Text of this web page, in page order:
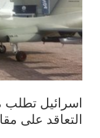
اسرائيل تطلب
التعاقد على مقاتلات اف